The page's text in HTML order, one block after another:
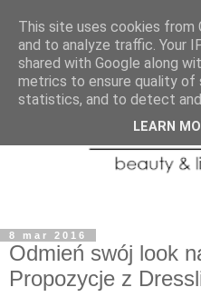
8 mar 2016
Odmień swój look
Propozycje z
This site uses cookies
and to analyze traffic. Your
shared with Google along
metrics to ensure quality of
statistics, and to detect and
LEARN